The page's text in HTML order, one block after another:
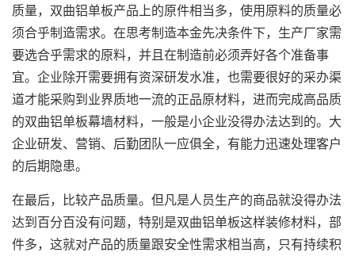
质量， 双曲铝单板产品上的原件相当多，使用原料的质量必
须合乎制造需求。在思考制造本金先决条件下，生产厂家需
要选合乎需求的原料，并且在制造前必须弄好各个准备事
宜。企业除开需要拥有资深研发水准，也需要很好的采办渠
道才能采购到业界质地一流的正品原材料，进而完成高品质
的双曲铝单板幕墙材料，一般是小企业没得办法达到的。大
企业研发、营销、后勤团队一应俱全，有能力迅速处理客户
的后期隐患。
在最后，比较产品质量。但凡是人员生产的商品就没得办法
达到百分百没有问题，特别是双曲铝单板这样装修材料，部
件多，这就对产品的质量跟安全性需求相当高，只有持续积